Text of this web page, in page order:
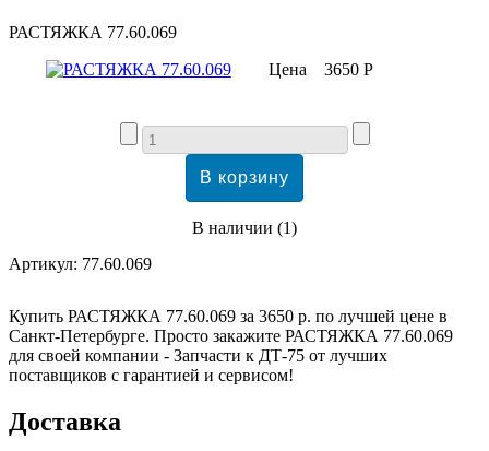
РАСТЯЖКА 77.60.069
Цена
3650 Р
В наличии (1)
Артикул: 77.60.069
Купить РАСТЯЖКА 77.60.069 за 3650 р. по лучшей цене в
Санкт-Петербурге. Просто закажите РАСТЯЖКА 77.60.069
для своей компании - Запчасти к ДТ-75 от лучших
поставщиков с гарантией и сервисом!
Доставка